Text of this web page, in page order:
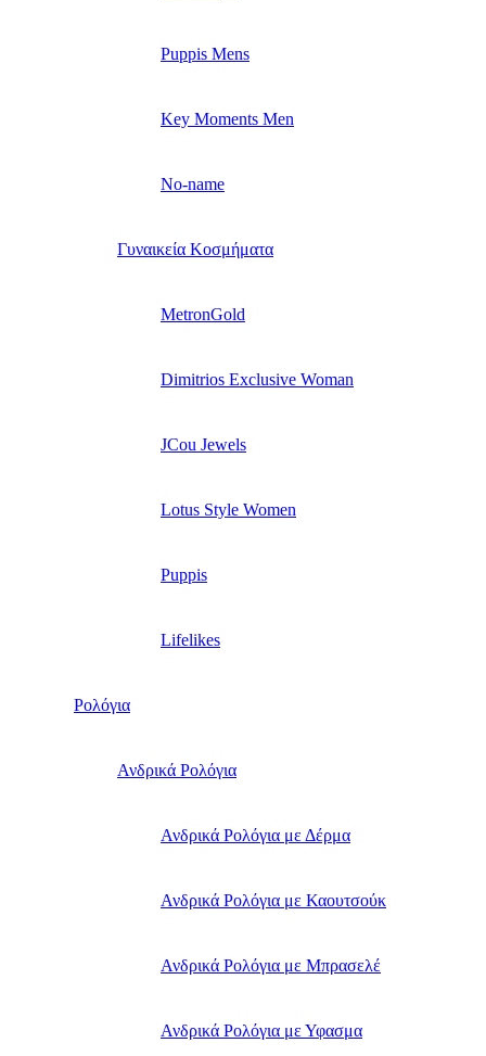
Puppis Mens
Key Moments Men
No-name
Γυναικεία Κοσμήματα
MetronGold
Dimitrios Exclusive Woman
JCou Jewels
Lotus Style Women
Puppis
Lifelikes
Ρολόγια
Ανδρικά Ρολόγια
Ανδρικά Ρολόγια με Δέρμα
Ανδρικά Ρολόγια με Καουτσούκ
Ανδρικά Ρολόγια με Μπρασελέ
Ανδρικά Ρολόγια με Υφασμα